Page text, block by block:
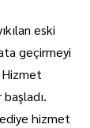
eski
geçirmeyi
Hizmet
başladı.
hizmet